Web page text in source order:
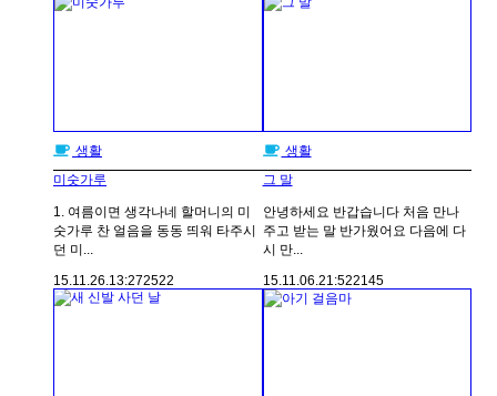
생활
미숫가루
1. 여름이면 생각나네 할머니의 미
숫가루 찬 얼음을 동동 띄워 타주시
던 미...
15.11.26. 13:272522
생활
그 말
안녕하세요 반갑습니다 처음 만나
주고 받는 말 반가웠어요 다음에 다
시 만...
15.11.06. 21:522145